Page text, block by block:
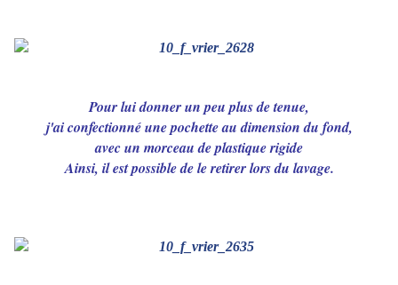
Pour lui donner un peu plus de tenue,
j'ai confectionné une pochette au dimension du fond,
avec un morceau de plastique rigide
Ainsi, il est possible de le retirer lors du lavage.